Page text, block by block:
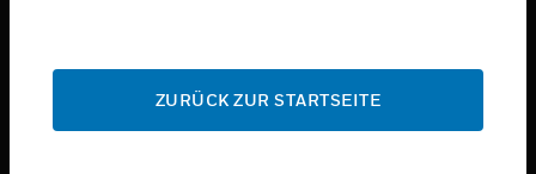
toggle view
toggle view
ZURÜCK ZUR STARTSEITE